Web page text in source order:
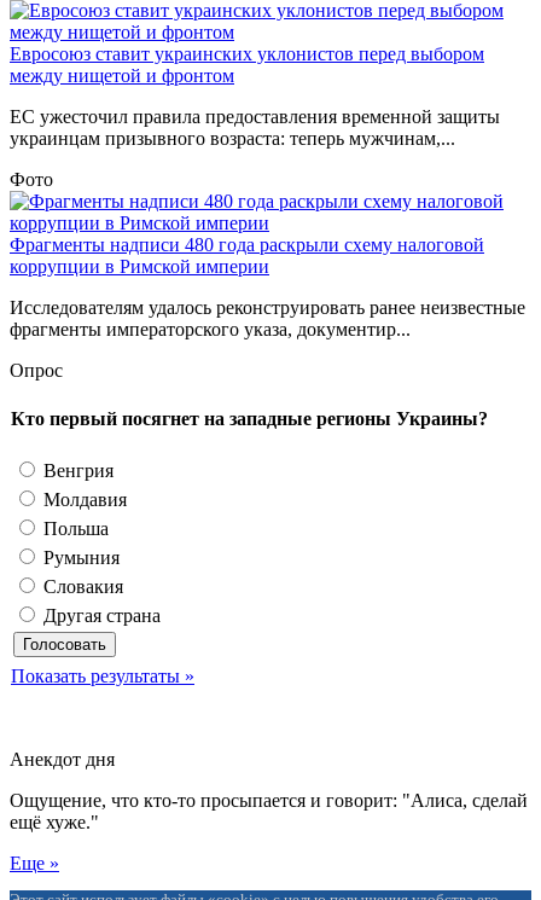
Евросоюз ставит украинских уклонистов перед выбором
между нищетой и фронтом
ЕС ужесточил правила предоставления временной защиты
украинцам призывного возраста: теперь мужчинам,...
Фото
Фрагменты надписи 480 года раскрыли схему налоговой
коррупции в Римской империи
Исследователям удалось реконструировать ранее неизвестные
фрагменты императорского указа, документир...
Опрос
Кто первый посягнет на западные регионы Украины?
Венгрия
Молдавия
Польша
Румыния
Словакия
Другая страна
Показать результаты »
Анекдот дня
Ощущение, что кто-то просыпается и говорит: "Алиса, сделай
ещё хуже."
Еще »